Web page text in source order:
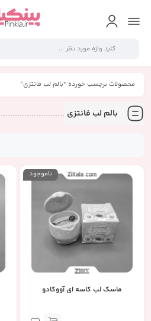
محصولات برچسب خورده “بالم لب فانتزی”
بالم لب فانتزی
ناموجود
ماسک لب کاسه ای آووکادو